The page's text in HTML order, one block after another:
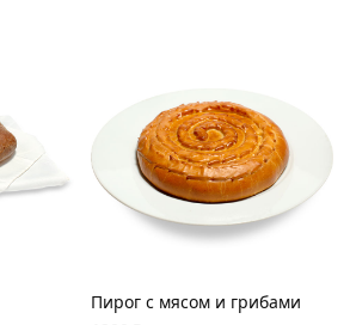
Пирог с мясом и грибами